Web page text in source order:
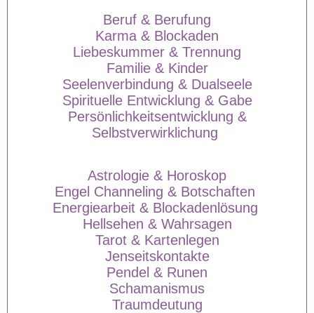
Beruf & Berufung
Karma & Blockaden
Liebeskummer & Trennung
Familie & Kinder
Seelenverbindung & Dualseele
Spirituelle Entwicklung & Gabe
Persönlichkeitsentwicklung &
Selbstverwirklichung
Astrologie & Horoskop
Engel Channeling & Botschaften
Energiearbeit & Blockadenlösung
Hellsehen & Wahrsagen
Tarot & Kartenlegen
Jenseitskontakte
Pendel & Runen
Schamanismus
Traumdeutung